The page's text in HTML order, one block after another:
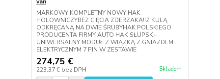
van
MARKOWY KOMPLETNY NOWY HAK
HOLOWNICZYBEZ CIĘCIA ZDERZAKA!!Z KULĄ
ODKRĘCANĄ NA DWIE ŚRUBYHAK POLSKIEGO
PRODUCENTA FIRMY AUTO HAK SŁUPSK+
UNIWERSALNY MODUŁ Z WIĄZKĄ Z GNIAZDEM
ELEKTRYCZNYM 7 PIN W ZESTAWIE
274,75 €
223,37 € bez DPH Skladom